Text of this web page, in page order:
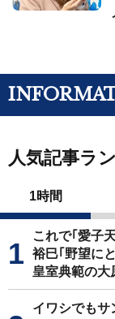
人気記事ラ
1時間
これで｢愛子
裕巳｢野望に
皇室典範の大
イワシでもサ